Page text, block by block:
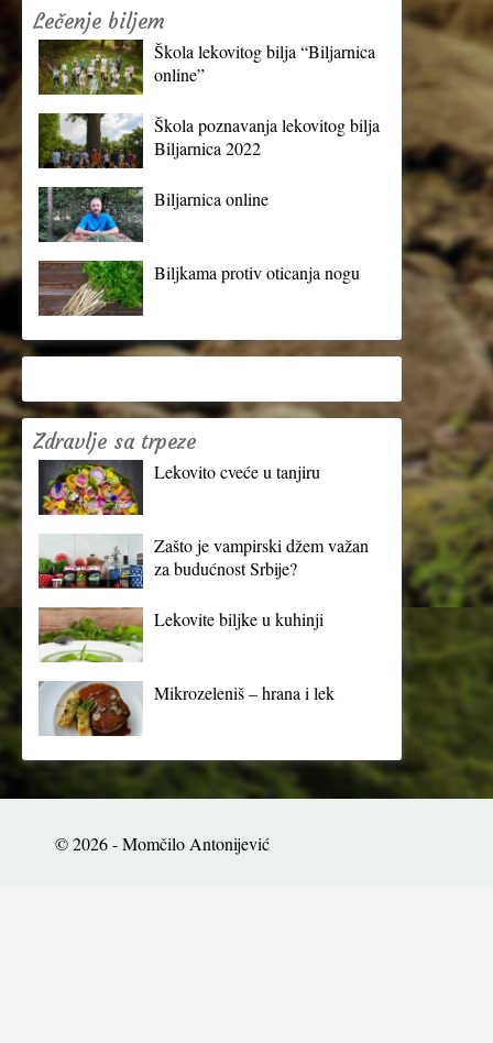
Lečenje biljem
Škola lekovitog bilja “Biljarnica
online”
Škola poznavanja lekovitog bilja
Biljarnica 2022
Biljarnica online
Biljkama protiv oticanja nogu
Zdravlje sa trpeze
Lekovito cveće u tanjiru
Zašto je vampirski džem važan
za budućnost Srbije?
Lekovite biljke u kuhinji
Mikrozeleniš – hrana i lek
© 2026 - Momčilo Antonijević